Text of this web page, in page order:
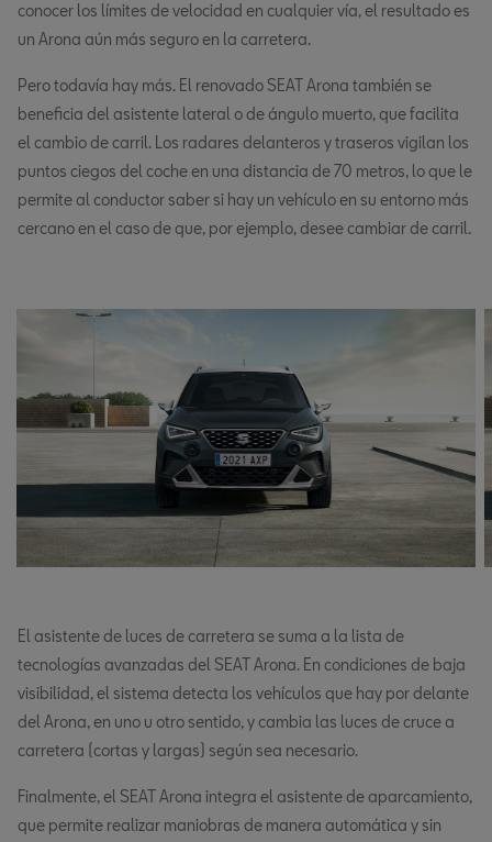
conocer los límites de velocidad en cualquier vía, el resultado es
un Arona aún más seguro en la carretera.
Pero todavía hay más. El renovado SEAT Arona también se
beneficia del asistente lateral o de ángulo muerto, que facilita
el cambio de carril. Los radares delanteros y traseros vigilan los
puntos ciegos del coche en una distancia de 70 metros, lo que le
permite al conductor saber si hay un vehículo en su entorno más
cercano en el caso de que, por ejemplo, desee cambiar de carril.
El asistente de luces de carretera se suma a la lista de
tecnologías avanzadas del SEAT Arona. En condiciones de baja
visibilidad, el sistema detecta los vehículos que hay por delante
del Arona, en uno u otro sentido, y cambia las luces de cruce a
carretera (cortas y largas) según sea necesario.
Finalmente, el SEAT Arona integra el asistente de aparcamiento,
que permite realizar maniobras de manera automática y sin